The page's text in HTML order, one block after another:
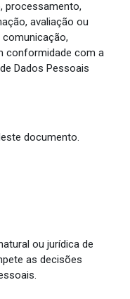
processamento,
avaliação ou
conformidade com a
Dados Pessoais
documento.
ou jurídica de
as decisões